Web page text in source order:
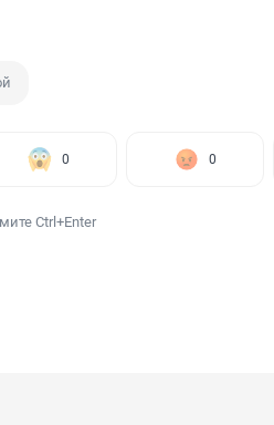
0 0
Ctrl+Enter